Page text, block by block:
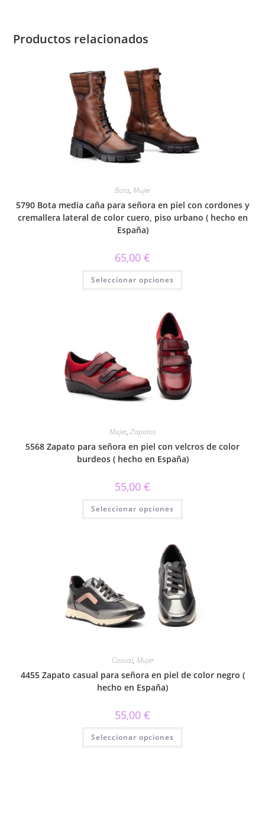
Productos relacionados
Bota, Mujer
5790 Bota media caña para señora en piel con cordones y
cremallera lateral de color cuero, piso urbano ( hecho en
España)
65,00 €
Seleccionar opciones
Este
tiene
se
pueden
elegir
en
la
página
de
producto
Mujer, Zapatos
5568 Zapato para señora en piel con velcros de color
burdeos ( hecho en España)
55,00 €
Seleccionar opciones
Este
tiene
se
pueden
elegir
en
la
página
de
producto
Casual, Mujer
4455 Zapato casual para señora en piel de color negro (
hecho en España)
55,00 €
Seleccionar opciones
Este
tiene